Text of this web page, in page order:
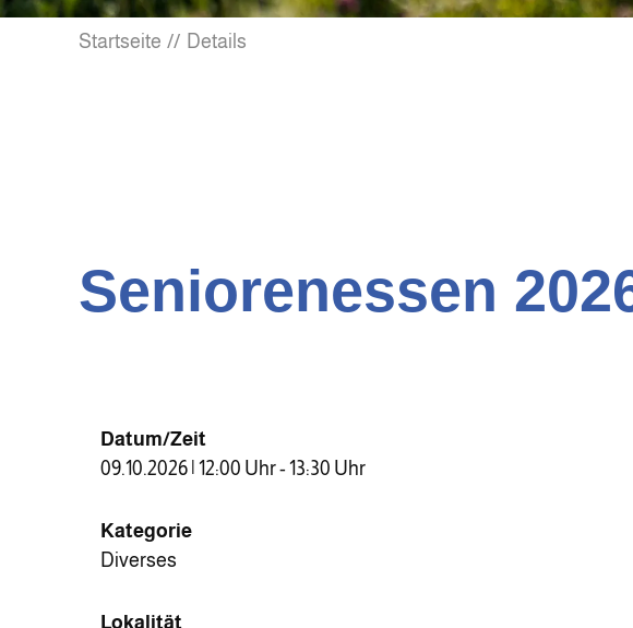
Startseite Details
Seniorenessen
Datum/Zeit
09.10.2026 | 12:00 Uhr - 13:30 Uhr
Kategorie
Diverses
Lokalität